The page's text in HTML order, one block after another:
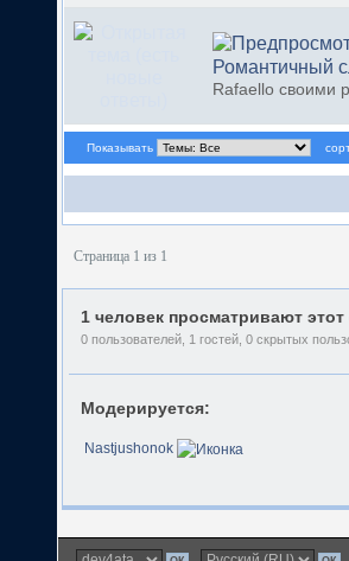
Романтичный
Rafaellо своими
Показывать
Страница 1 из 1
1 человек просматривают
0 пользователей, 1 гостей, 0 скрытых
Модерируется:
Nastjushonok